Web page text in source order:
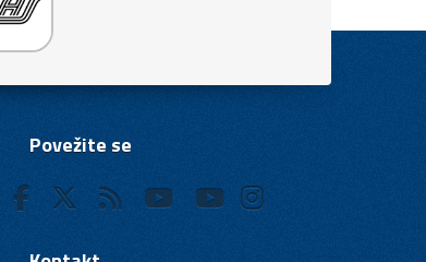
Povežite se